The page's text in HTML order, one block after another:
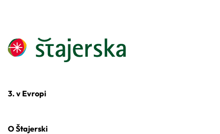
3. v Evropi
O Štajerski